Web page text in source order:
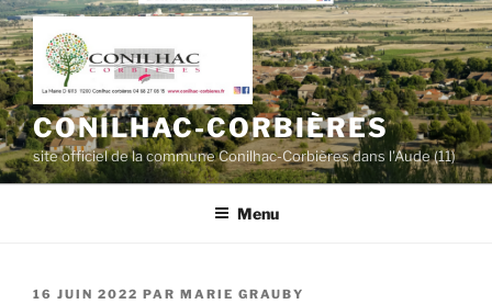
Aller
au
contenu
principal
CONILHAC-CORBIÈRES
site officiel de la commune Conilhac-Corbières dans l'Aude (11)
Menu
PUBLIÉ
16 JUIN 2022 PAR MARIE GRAUBY